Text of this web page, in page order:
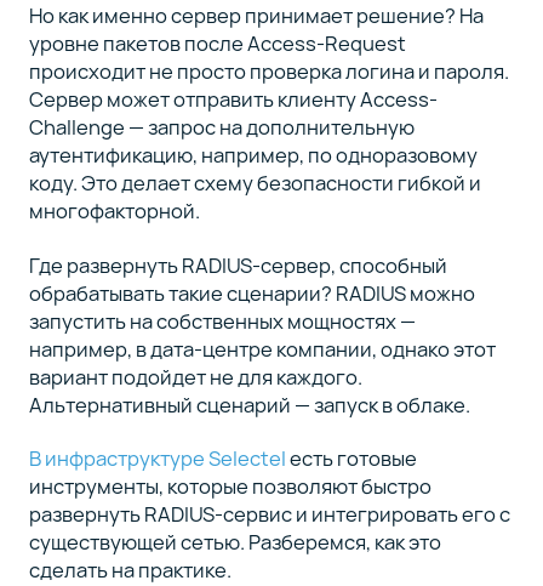
Но как именно сервер принимает решение? На
уровне пакетов после Access-Request
происходит не просто проверка логина и пароля.
Сервер может отправить клиенту Access-
Challenge — запрос на дополнительную
аутентификацию, например, по одноразовому
коду. Это делает схему безопасности гибкой и
многофакторной.
Где развернуть RADIUS-сервер, способный
обрабатывать такие сценарии? RADIUS можно
запустить на собственных мощностях —
например, в дата-центре компании, однако этот
вариант подойдет не для каждого.
Альтернативный сценарий — запуск в облаке.
В инфраструктуре Selectelесть готовые
инструменты, которые позволяют быстро
развернуть RADIUS-сервис и интегрировать его с
существующей сетью. Разберемся, как это
сделать на практике.